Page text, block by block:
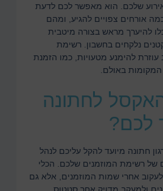
שלכם. הוא מאפשר לכם לדעת
אורחים צפויים להגיע, ומהם
להיערך מראש בצורה מיטבית
נלקחים בחשבון. רשימת
עוזרת להימנע מטעויות, כמו הזמנת
באולם.
האקסל לחתונה
לכם?
חתונה מיועד להקל עליכם לנהל
של רשימת המוזמנים שלכם. הכלי
אחרי שמות המוזמנים, אלא גם